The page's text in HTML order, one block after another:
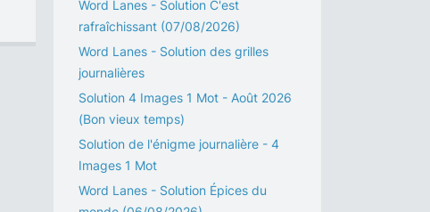
Word Lanes - Solution C'est
rafraîchissant (07/08/2026)
Word Lanes - Solution des grilles
journalières
Solution 4 Images 1 Mot - Août 2026
(Bon vieux temps)
Solution de l'énigme journalière - 4
Images 1 Mot
Word Lanes - Solution Épices du